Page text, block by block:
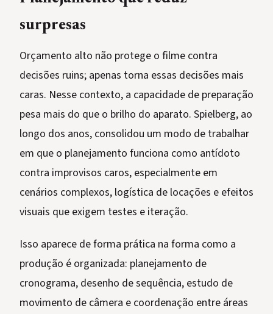
surpresas
Orçamento alto não protege o filme contra
decisões ruins; apenas torna essas decisões mais
caras. Nesse contexto, a capacidade de preparação
pesa mais do que o brilho do aparato. Spielberg, ao
longo dos anos, consolidou um modo de trabalhar
em que o planejamento funciona como antídoto
contra improvisos caros, especialmente em
cenários complexos, logística de locações e efeitos
visuais que exigem testes e iteração.
Isso aparece de forma prática na forma como a
produção é organizada: planejamento de
cronograma, desenho de sequência, estudo de
movimento de câmera e coordenação entre áreas